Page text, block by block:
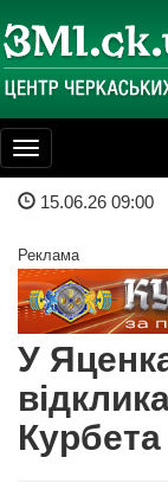
Toggle
navigation
15.06.26 09:00
Реклама
У
Курбета